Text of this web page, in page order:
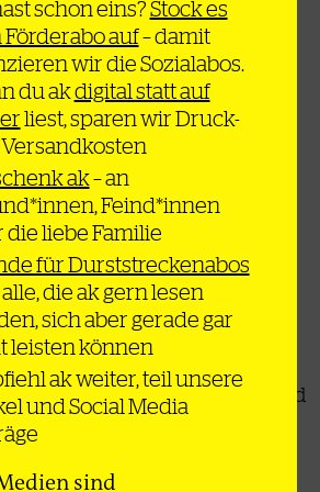
Palästinenser*innen –
von der internationalen
gesprochen, die an Bord
Israels Blockade waren
schon eins?Stock es
auf– damit
wir die Sozialabos.
du akdigital statt auf
liest, sparen wir Druck-
ak– an
Feind*innen
die liebe Familie
für Durststreckenabos
die ak gern lesen
sich aber gerade gar
leisten können
ak weiter, teil unsere
und Social Media
sind